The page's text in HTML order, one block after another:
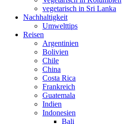
vegetarisch in Sri Lanka
Nachhaltigkeit
Umwelttips
Reisen
Argentinien
Bolivien
Chile
China
Costa Rica
Frankreich
Guatemala
Indien
Indonesien
Bali